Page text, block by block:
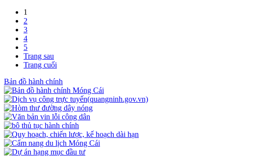
1
2
3
4
5
Trang sau
Trang cuối
Bản đồ hành chính